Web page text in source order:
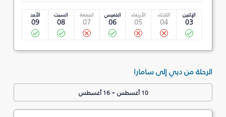
الإثنين
03
الثلاثاء
04
الأربعاء
05
الخميس
06
الجمعة
07
السبت
08
الأحد
09
الرحلة من دبي إلى سامارا
10 أغسطس -16 أغسطس